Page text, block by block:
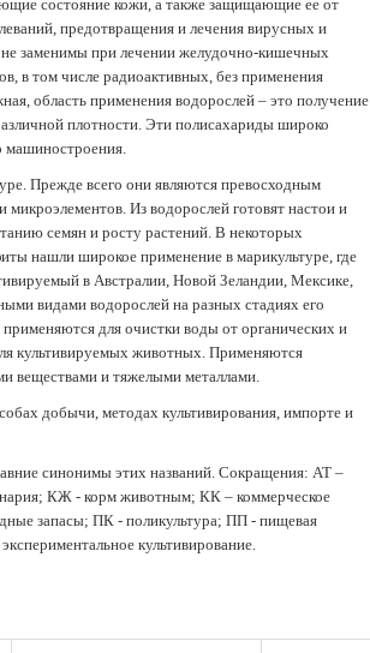
состояние кожи, а также защищающие ее от
предотвращения и лечения вирусных и
заменимы при лечении желудочно-кишечных
в том числе радиоактивных, без применения
область применения водорослей – это получение
плотности. Эти полисахариды широко
машиностроения.
Прежде всего они являются превосходным
Из водорослей готовят настои и
семян и росту растений. В некоторых
нашли широкое применение в марикультуре, где
в Австралии, Новой Зеландии, Мексике,
видами водорослей на разных стадиях его
для очистки воды от органических и
культивируемых животных. Применяются
веществами и тяжелыми металлами.
добычи, методах культивирования, импорте и
синонимы этих названий. Сокращения: АТ –
КЖ - корм животным; КК – коммерческое
запасы; ПК - поликультура; ПП - пищевая
культивирование.